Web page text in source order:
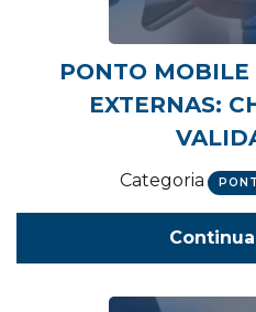
PONTO MOBILE
EXTERNAS:
Categoria